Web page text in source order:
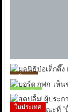
ภูมิภาค
เศรษฐกิจ
ในประเทศ